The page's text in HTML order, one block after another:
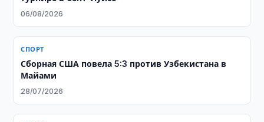
06/08/2026
СПОРТ
Сборная США повела 5:3 против Узбекистана в
Майами
28/07/2026